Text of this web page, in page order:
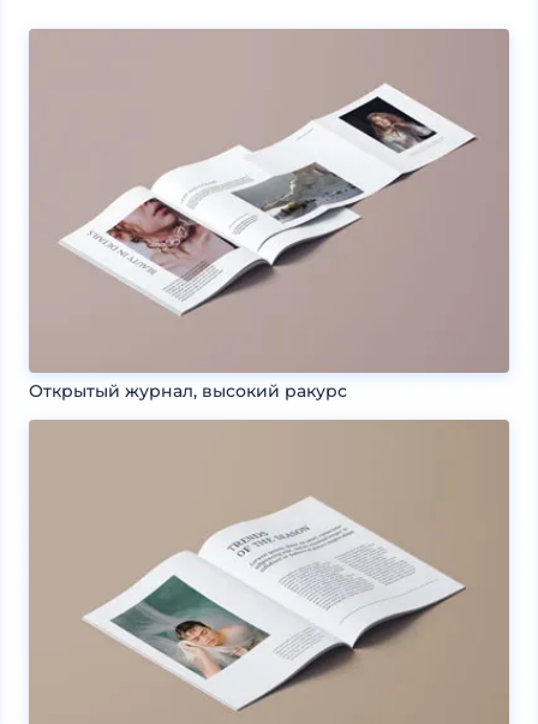
Открытый журнал, высокий ракурс